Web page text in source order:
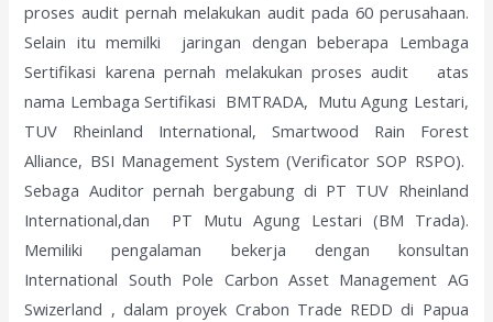
proses audit pernah melakukan audit pada 60 perusahaan.
Selain itu memilki jaringan dengan beberapa Lembaga
Sertifikasi karena pernah melakukan proses audit atas
nama Lembaga Sertifikasi BMTRADA, Mutu Agung Lestari,
TUV Rheinland International, Smartwood Rain Forest
Alliance, BSI Management System (Verificator SOP RSPO).
Sebaga Auditor pernah bergabung di PT TUV Rheinland
International,dan PT Mutu Agung Lestari (BM Trada).
Memiliki pengalaman bekerja dengan konsultan
International South Pole Carbon Asset Management AG
Swizerland , dalam proyek Crabon Trade REDD di Papua